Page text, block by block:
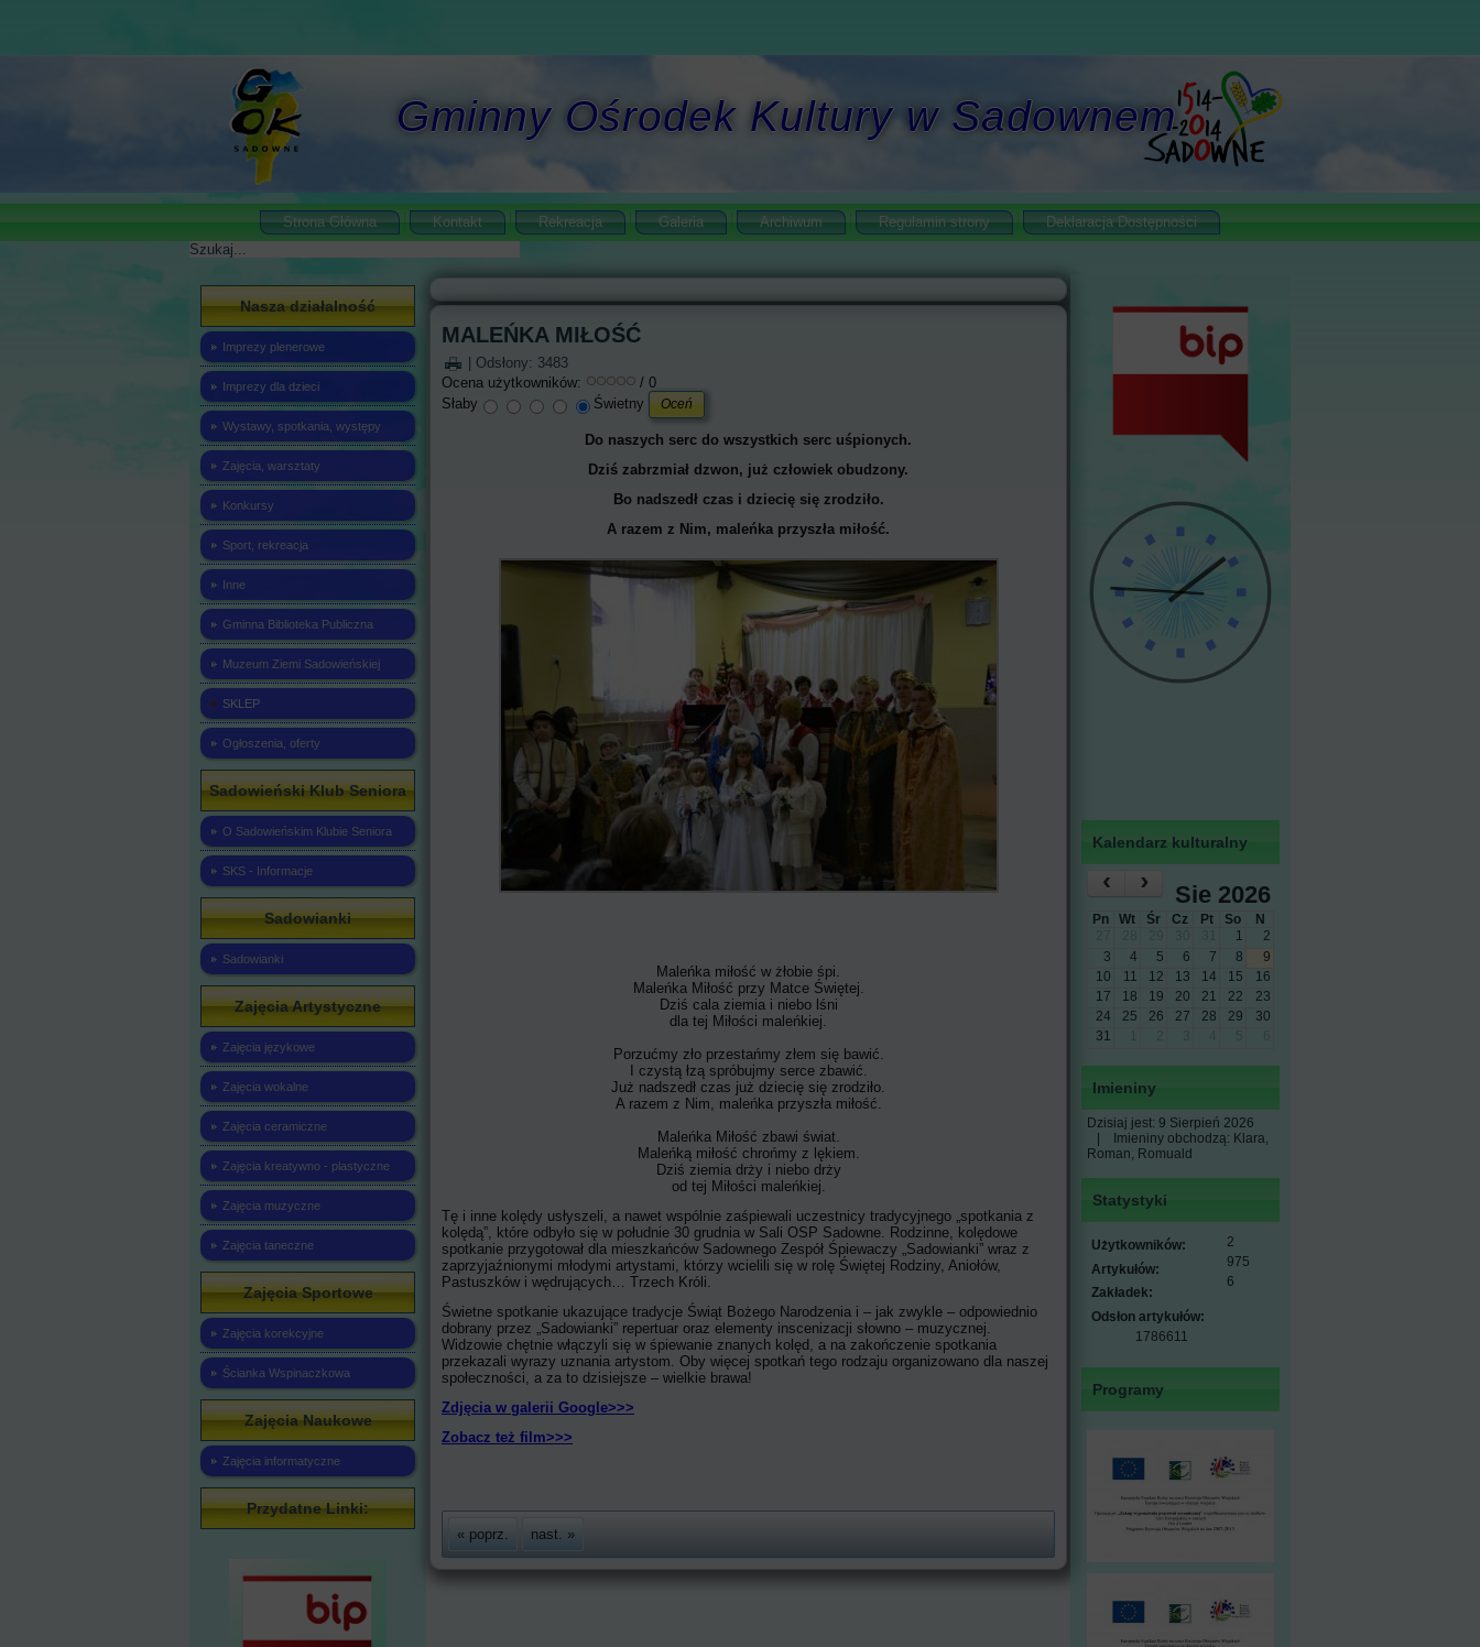
Gminny Ośrodek Kultury w Sadownem
Strona Główna Kontakt Rekreacja Galeria Archiwum Regulamin strony
Deklaracja Dostępności
Szukaj
Nasza działalność
Imprezy plenerowe
Imprezy dla dzieci
Wystawy, spotkania, występy
Zajęcia, warsztaty
Konkursy
Sport, rekreacja
Inne
Gminna Biblioteka Publiczna
Muzeum Ziemi Sadowieńskiej
SKLEP
Ogłoszenia, oferty
Sadowieński Klub Seniora
O Sadowieńskim Klubie Seniora
SKS - Informacje
Sadowianki
Sadowianki
Zajęcia Artystyczne
Zajęcia językowe
Zajęcia wokalne
Zajęcia ceramiczne
Zajęcia kreatywno - plastyczne
Zajęcia muzyczne
Zajęcia taneczne
Zajęcia Sportowe
Zajęcia korekcyjne
Ścianka Wspinaczkowa
Zajęcia Naukowe
Zajęcia informatyczne
Przydatne Linki:
MALEŃKA MIŁOŚĆ
| Odsłony: 3483
Ocena użytkowników:
/ 0
Słaby
Świetny
Do naszych serc do wszystkich serc uśpionych.
Dziś zabrzmiał dzwon, już człowiek obudzony.
Bo nadszedł czas i dziecię się zrodziło.
A razem z Nim, maleńka przyszła miłość.
Maleńka miłość w żłobie śpi.
Maleńka Miłość przy Matce Świętej.
Dziś cala ziemia i niebo lśni
dla tej Miłości maleńkiej.
Porzućmy zło przestańmy złem się bawić.
I czystą łzą spróbujmy serce zbawić.
Już nadszedł czas już dziecię się zrodziło.
A razem z Nim, maleńka przyszła miłość.
Maleńka Miłość zbawi świat.
Maleńką miłość chrońmy z lękiem.
Dziś ziemia drży i niebo drży
od tej Miłości maleńkiej.
Tę i inne kolędy usłyszeli, a nawet wspólnie zaśpiewali uczestnicy tradycyjnego „spotkania z
kolędą”, które odbyło się w południe 30 grudnia w Sali OSP Sadowne. Rodzinne, kolędowe
spotkanie przygotował dla mieszkańców Sadownego Zespół Śpiewaczy „Sadowianki” wraz z
zaprzyjaźnionymi młodymi artystami, którzy wcielili się w rolę Świętej Rodziny, Aniołów,
Pastuszków i wędrujących… Trzech Króli.
Świetne spotkanie ukazujące tradycje Świąt Bożego Narodzenia i – jak zwykle – odpowiednio
dobrany przez „Sadowianki” repertuar oraz elementy inscenizacji słowno – muzycznej.
Widzowie chętnie włączyli się w śpiewanie znanych kolęd, a na zakończenie spotkania
przekazali wyrazy uznania artystom. Oby więcej spotkań tego rodzaju organizowano dla naszej
społeczności, a za to dzisiejsze – wielkie brawa!
Zdjęcia w galerii Google>>>
Zobacz też film>>>
« poprz. nast. »
Kalendarz kulturalny
‹ › Sie 2026
Pn Wt Śr Cz Pt So
N
1
2
3
4 5 6 7 8
9
10
11 12 13 14 15
16
17
18 19 20 21 22
23
24
25 26 27 28 29
30
31
Imieniny
Dzisiaj jest: 9 Sierpień 2026
Imieniny obchodzą: Klara,
Roman, Romuald
Statystyki
Użytkowników:
2
Artykułów:
975
Zakładek:
6
Odsłon artykułów:
1786611
Programy